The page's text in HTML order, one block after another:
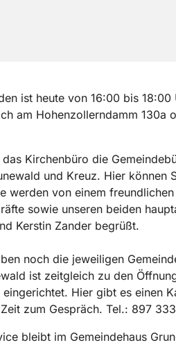
ist heute von 16:00 bis 18:00
am Hohenzollerndamm 130a
Kirchenbüro die
und Kreuz. Hier können
werden von einem
sowie unseren beiden
Kerstin Zander begrüßt.
noch die jeweiligen
ist zeitgleich zu den
Hier gibt es einen
zum Gespräch. Tel.: 897
bleibt im Gemeindehaus